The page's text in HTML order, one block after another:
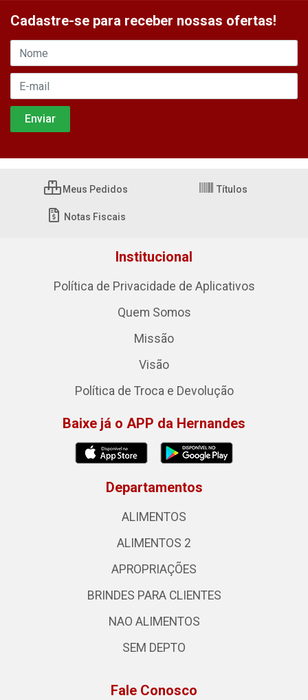
Cadastre-se para receber nossas ofertas!
Meus Pedidos Títulos
Notas Fiscais
Institucional
Política de Privacidade de Aplicativos
Quem Somos
Missão
Visão
Política de Troca e Devolução
Baixe já o APP da Hernandes
Departamentos
ALIMENTOS
ALIMENTOS 2
APROPRIAÇÕES
BRINDES PARA CLIENTES
NAO ALIMENTOS
SEM DEPTO
Fale Conosco